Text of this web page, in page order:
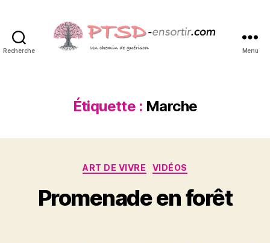
Recherche Menu
Étiquette : Marche
Catégories
ART DE VIVRE VIDÉOS
Promenade en forêt
P
a
S
1
9
u